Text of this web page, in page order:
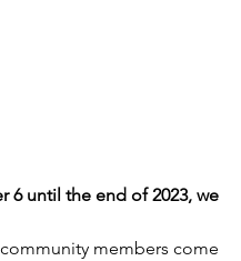
6 until the end of 2023, we
members come